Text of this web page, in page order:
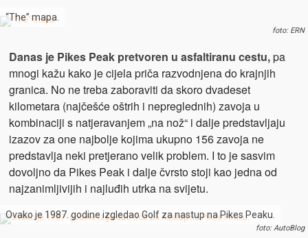
“The” mapa.
foto: ERN
Danas je Pikes Peak pretvoren u asfaltiranu cestu,pa
mnogi kažu kako je cijela priča razvodnjena do krajnjih
granica. No ne treba zaboraviti da skoro dvadeset
kilometara (najčešće oštrih i nepreglednih) zavoja u
kombinaciji s natjeravanjem „na nož“ i dalje predstavljaju
izazov za one najbolje kojima ukupno 156 zavoja ne
predstavlja neki pretjerano velik problem. I to je sasvim
dovoljno da Pikes Peak i dalje čvrsto stoji kao jedna od
najzanimljivijih i najluđih utrka na svijetu.
Ovako je 1987. godine izgledao Golf za nastup na Pikes Peaku.
foto: AutoBlog